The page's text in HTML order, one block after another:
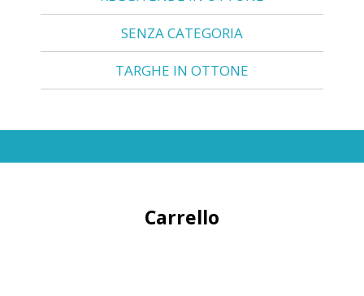
SENZA CATEGORIA
TARGHE IN OTTONE
Carrello